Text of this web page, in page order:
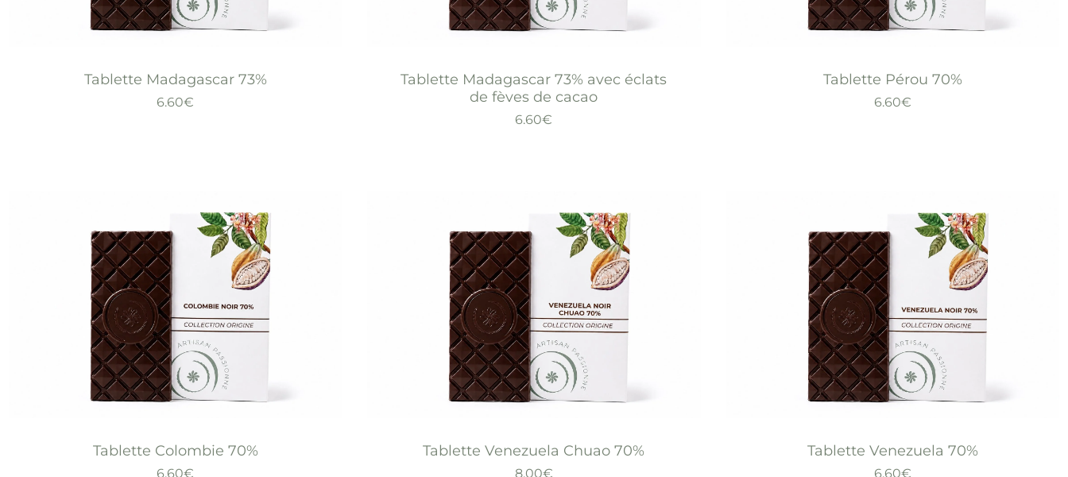
Tablette Madagascar 73%
6.60€
Tablette Madagascar 73% avec éclats
de fèves de cacao
6.60€
Tablette Pérou 70%
6.60€
Tablette Colombie 70%
6.60€
Tablette Venezuela Chuao 70%
8.00€
Tablette Venezuela 70%
6.60€